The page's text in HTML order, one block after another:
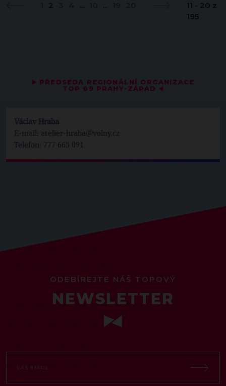
▶ PŘEDSEDA REGIONÁLNÍ ORGANIZACE
TOP 09 PRAHY-ZÁPAD ◀
Václav Hraba
E-mail: atelier-hraba@volny.cz
Telefon: 777 665 091
2 ... ...
11 - 20 z
195
ODEBÍREJTE NÁŠ TOPOVÝ
NEWSLETTER